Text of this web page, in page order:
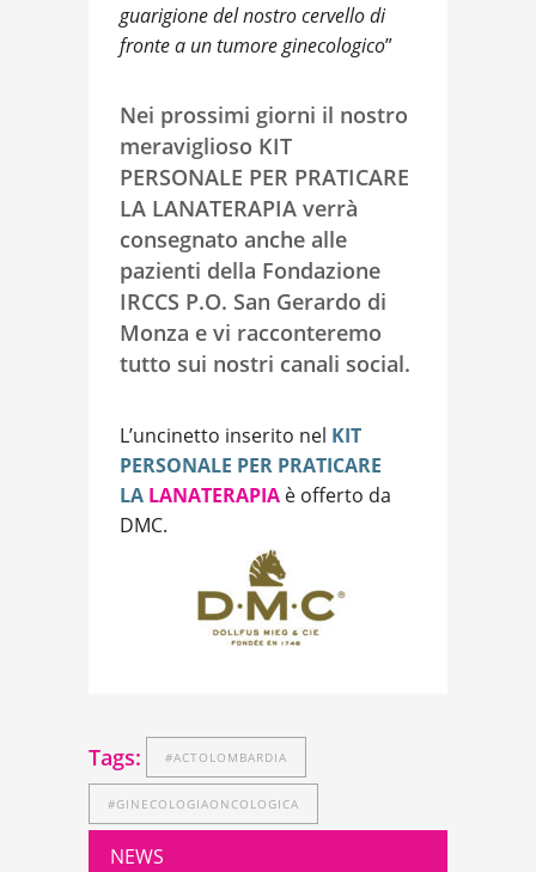
guarigione del nostro cervello di
fronte a un tumore ginecologico”
Nei prossimi giorni il nostro
meraviglioso KIT
PERSONALE PER PRATICARE
LA LANATERAPIA verrà
consegnato anche alle
pazienti della Fondazione
IRCCS P.O. San Gerardo di
Monza e vi racconteremo
tutto sui nostri canali social.
L’uncinetto inserito nel KIT
PERSONALE PER PRATICARE
LA LANATERAPIA è offerto da
DMC.
Tags: #ACTOLOMBARDIA
#GINECOLOGIAONCOLOGICA
NEWS